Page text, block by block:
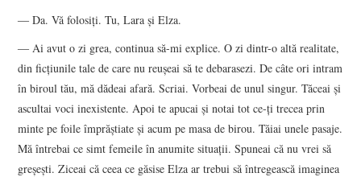
― Da. Vă folosiţi. Tu, Lara şi Elza.
― Ai avut o zi grea, continua să-mi explice. O zi dintr-o altă realitate,
din ficţiunile tale de care nu reuşeai să te debarasezi. De câte ori intram
în biroul tău, mă dădeai afară. Scriai. Vorbeai de unul singur. Tăceai şi
ascultai voci inexistente. Apoi te apucai şi notai tot ce-ţi trecea prin
minte pe foile împrăştiate şi acum pe masa de birou. Tăiai unele pasaje.
Mă întrebai ce simt femeile în anumite situaţii. Spuneai că nu vrei să
greşeşti. Ziceai că ceea ce găsise Elza ar trebui să întregească imaginea